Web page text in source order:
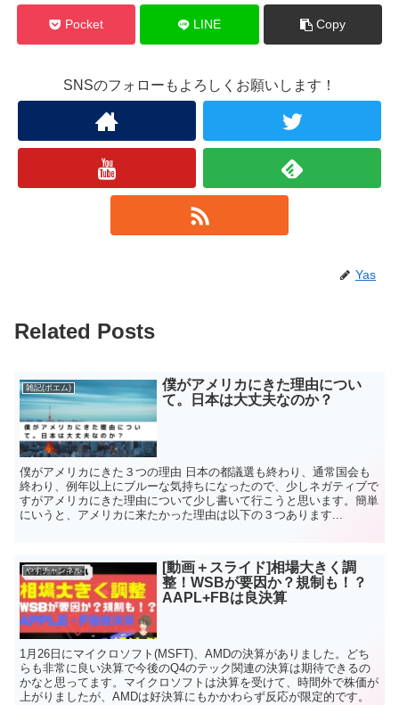
Pocket LINE Copy
SNSのフォローもよろしくお願いします！
Yas
Related Posts
雑記(ポエム)
僕がアメリカにきた理由につい
て。日本は大丈夫なのか？
僕がアメリカにきた３つの理由 日本の都議選も終わり、通常国会も
終わり、例年以上にブルーな気持ちになったので、少しネガティブで
すがアメリカにきた理由について少し書いて行こうと思います。簡単
にいうと、アメリカに来たかった理由は以下の３つあります...
やすチャンネル
[動画＋スライド]相場大きく調
整！WSBが要因か？規制も！？
AAPL+FBは良決算
1月26日にマイクロソフト(MSFT)、AMDの決算がありました。どち
らも非常に良い決算で今後のQ4のテック関連の決算は期待できるの
かなと思ってます。マイクロソフトは決算を受けて、時間外で株価が
上がりましたが、AMDは好決算にもかかわらず反応が限定的です。